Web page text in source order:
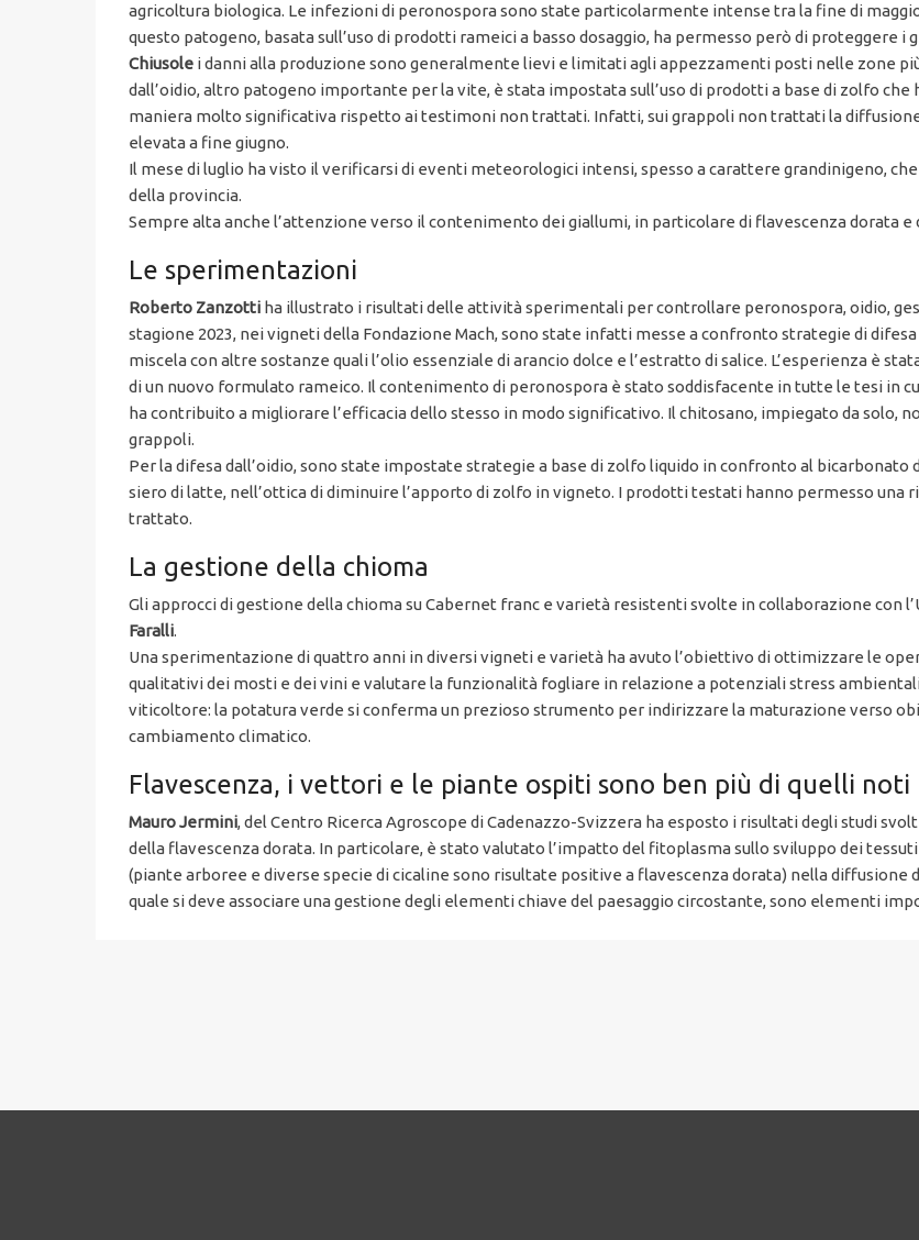
agricoltura biologica. Le infezioni di peronospora sono state particolarmente intense tra la fine di
questo patogeno, basata sull’uso di prodotti rameici a basso dosaggio, ha permesso però di proteggere i
Chiusole i danni alla produzione sono generalmente lievi e limitati agli appezzamenti posti nelle zone
dall’oidio, altro patogeno importante per la vite, è stata impostata sull’uso di prodotti a base di zolfo
maniera molto significativa rispetto ai testimoni non trattati. Infatti, sui grappoli non trattati la
elevata a fine giugno.
Il mese di luglio ha visto il verificarsi di eventi meteorologici intensi, spesso a carattere grandinigeno,
della provincia.
Sempre alta anche l’attenzione verso il contenimento dei giallumi, in particolare di flavescenza dorata e
Le sperimentazioni
Roberto Zanzotti ha illustrato i risultati delle attività sperimentali per controllare peronospora, oidio,
stagione 2023, nei vigneti della Fondazione Mach, sono state infatti messe a confronto strategie di
miscela con altre sostanze quali l’olio essenziale di arancio dolce e l’estratto di salice. L’esperienza è
di un nuovo formulato rameico. Il contenimento di peronospora è stato soddisfacente in tutte le tesi in
ha contribuito a migliorare l’efficacia dello stesso in modo significativo. Il chitosano, impiegato da solo,
grappoli.
Per la difesa dall’oidio, sono state impostate strategie a base di zolfo liquido in confronto al bicarbonato
siero di latte, nell’ottica di diminuire l’apporto di zolfo in vigneto. I prodotti testati hanno permesso
trattato.
La gestione della chioma
Gli approcci di gestione della chioma su Cabernet franc e varietà resistenti svolte in collaborazione con
Faralli.
Una sperimentazione di quattro anni in diversi vigneti e varietà ha avuto l’obiettivo di ottimizzare le
qualitativi dei mosti e dei vini e valutare la funzionalità fogliare in relazione a potenziali stress
viticoltore: la potatura verde si conferma un prezioso strumento per indirizzare la maturazione verso
cambiamento climatico.
Flavescenza, i vettori e le piante ospiti sono ben più di quelli noti
Mauro Jermini, del Centro Ricerca Agroscope di Cadenazzo-Svizzera ha esposto i risultati degli studi
della flavescenza dorata. In particolare, è stato valutato l’impatto del fitoplasma sullo sviluppo dei
(piante arboree e diverse specie di cicaline sono risultate positive a flavescenza dorata) nella diffusione
quale si deve associare una gestione degli elementi chiave del paesaggio circostante, sono elementi